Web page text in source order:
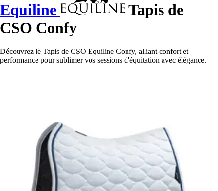
Equiline
Tapis de
CSO Confy
Découvrez le Tapis de CSO Equiline Confy, alliant confort et
performance pour sublimer vos sessions d'équitation avec élégance.